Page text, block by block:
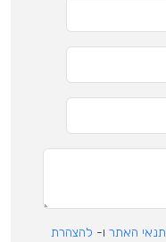
תנאי האתר ו- להצהרת